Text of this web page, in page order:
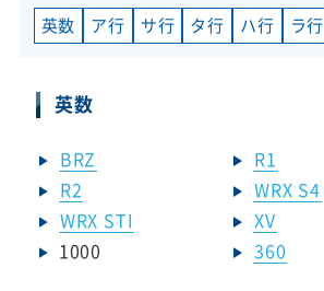
英数 ア行 サ行 タ行 ハ行 ラ行
英数
BRZ
R1
R2
WRX S4
WRX STI
XV
1000
360